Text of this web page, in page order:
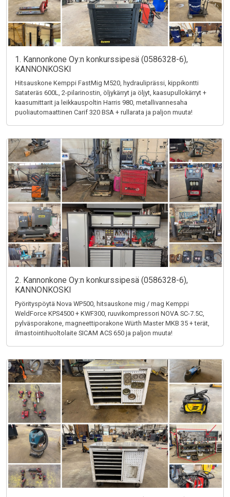
1. Kannonkone Oy:n konkurssipesä (0586328-6),
KANNONKOSKI
Hitsauskone Kemppi FastMig M520, hydrauliprässi, kippikontti
Satateräs 600L, 2-pilarinostin, öljykärryt ja öljyt, kaasupullokärryt +
kaasumittarit ja leikkauspoltin Harris 980, metallivannesaha
puoliautomaattinen Carif 320 BSA + rullarata ja paljon muuta!
2. Kannonkone Oy:n konkurssipesä (0586328-6),
KANNONKOSKI
Pyörityspöytä Nova WP500, hitsauskone mig / mag Kemppi
WeldForce KPS4500 + KWF300, ruuvikompressori NOVA SC-7.5C,
pylväsporakone, magneettiporakone Würth Master MKB 35 + terät,
ilmastointihuoltolaite SICAM ACS 650 ja paljon muuta!